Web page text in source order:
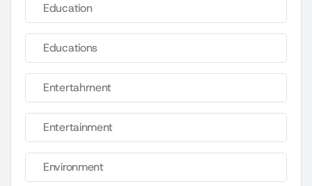
Education
Educations
Entertahrnent
Entertainment
Environment